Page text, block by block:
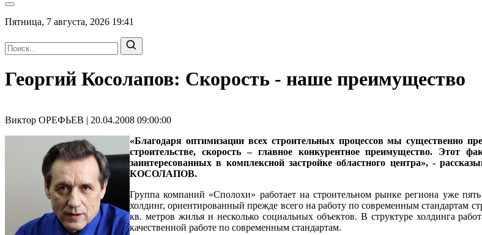
Пятница, 7 августа, 2026 19:41
Георгий Косолапов: Скорость - наше преимущество
Виктор ОРЕФЬЕВ | 20.04.2008 09:00:00
«Благодаря оптимизации всех строительных процессов мы существенно
строительстве, скорость – главное конкурентное преимущество.
заинтересованных в комплексной застройке областного центра», -
КОСОЛАПОВ.
Группа компаний «Сполохи» работает на строительном рынке региона уже
холдинг, ориентированный прежде всего на работу по современным стандартам
кв. метров жилья и несколько социальных объектов. В структуре холдинга
качественной работе по современным стандартам.